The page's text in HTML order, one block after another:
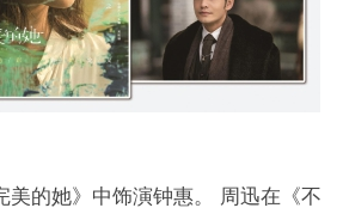
的她》中饰演钟惠。 周迅在《不